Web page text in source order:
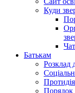
Куди
Батькам
Розклад
Порядок